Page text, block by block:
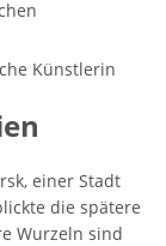
Künstlerin
einer Stadt
die spätere
Wurzeln sind